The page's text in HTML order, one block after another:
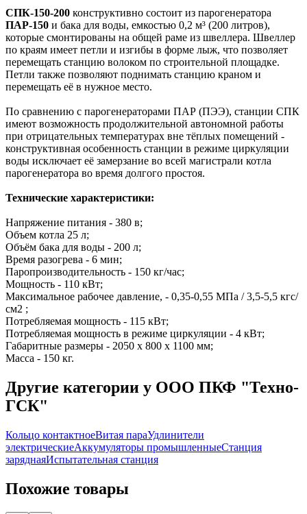
СПК-150-200 конструктивно состоит из парогенератора
ПАР-150 и бака для воды, емкостью 0,2 м³ (200 литров),
которые смонтированы на общей раме из швеллера. Швеллер
по краям имеет петли и изгибы в форме лыж, что позволяет
перемещать станцию волоком по строительной площадке.
Петли также позволяют поднимать станцию краном и
перемещать её в нужное место.
По сравнению с парогенераторами ПАР (ПЭЭ), станции СПК
имеют возможность продолжительной автономной работы
при отрицательных температурах вне тёплых помещений -
конструктивная особенность станции в режиме циркуляции
воды исключает её замерзание во всей магистрали котла
парогенератора во время долгого простоя.
Технические характеристики:
Напряжение питания - 380 в;
Объем котла 25 л;
Объём бака для воды - 200 л;
Время разогрева - 6 мин;
Паропроизводительность - 150 кг/час;
Мощность - 110 кВт;
Максимальное рабочее давление, - 0,35-0,55 МПа / 3,5-5,5 кгс/
см2 ;
Потребляемая мощность - 115 кВт;
Потребляемая мощность в режиме циркуляции - 4 кВт;
Габаритные размеры - 2050 х 800 х 1100 мм;
Масса - 150 кг.
Другие категории у ООО ПКФ "Техно-
ГСК"
Кольцо контактноеВитая параУдлинители
электрическиеАккумуляторы промышленныеСтанция
заряднаяИспытательная станция
Похожие товары